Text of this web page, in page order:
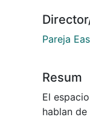
Pareja
Resum
El
hablan